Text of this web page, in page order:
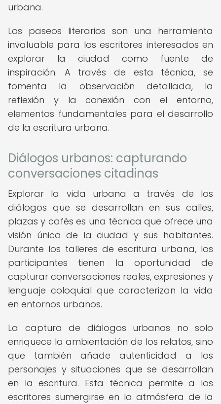
urbana.
Los paseos literarios son una herramienta
invaluable para los escritores interesados en
explorar la ciudad como fuente de
inspiración. A través de esta técnica, se
fomenta la observación detallada, la
reflexión y la conexión con el entorno,
elementos fundamentales para el desarrollo
de la escritura urbana.
Diálogos urbanos: capturando
conversaciones citadinas
Explorar la vida urbana a través de los
diálogos que se desarrollan en sus calles,
plazas y cafés es una técnica que ofrece una
visión única de la ciudad y sus habitantes.
Durante los talleres de escritura urbana, los
participantes tienen la oportunidad de
capturar conversaciones reales, expresiones y
lenguaje coloquial que caracterizan la vida
en entornos urbanos.
La captura de diálogos urbanos no solo
enriquece la ambientación de los relatos, sino
que también añade autenticidad a los
personajes y situaciones que se desarrollan
en la escritura. Esta técnica permite a los
escritores sumergirse en la atmósfera de la